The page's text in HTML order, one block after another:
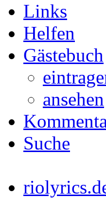
Links
Helfen
Gästebuch
ansehen
Suche